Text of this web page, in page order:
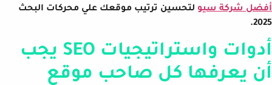
أفضل شركة سيو لتحسين ترتيب موقعك علي محركات البحث
2025.
أدوات واستراتيجيات SEO يجب
أن يعرفها كل صاحب موقع